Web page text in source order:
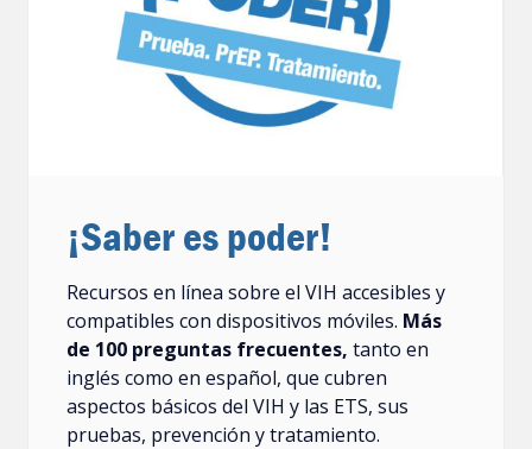
¡Saber es poder!
Recursos en línea sobre el VIH accesibles y
compatibles con dispositivos móviles. Más
de 100 preguntas frecuentes, tanto en
inglés como en español, que cubren
aspectos básicos del VIH y las ETS, sus
pruebas, prevención y tratamiento.